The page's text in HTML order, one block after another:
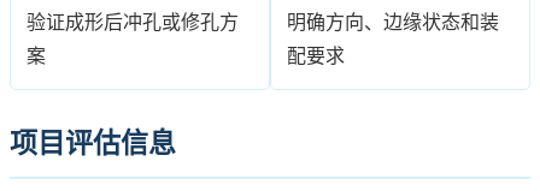
验证成形后冲孔或修孔方
案
明确方向、边缘状态和装
配要求
项目评估信息